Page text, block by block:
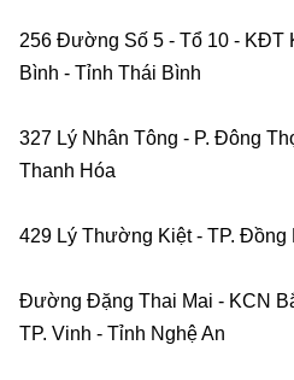
256 Đường Số 5 - Tổ 10 - KĐT
Bình - Tỉnh Thái Bình
327 Lý Nhân Tông - P. Đông
Thanh Hóa
429 Lý Thường Kiệt - TP. Đồng
Đường Đặng Thai Mai - KCN
TP. Vinh - Tỉnh Nghệ An